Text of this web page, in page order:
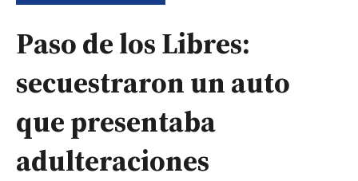
Paso de los Libres:
secuestraron un auto
que presentaba
adulteraciones